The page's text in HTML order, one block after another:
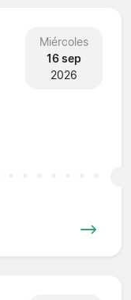
Miércoles
16 sep
2026